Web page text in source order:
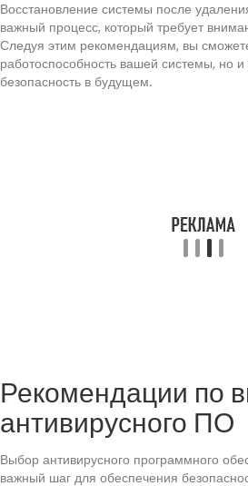
Восстановление системы после
важный процесс, который требует
Следуя этим рекомендациям, вы
работоспособность вашей системы, но и
безопасность в будущем.
Рекомендации по
антивирусного ПО
Выбор антивирусного программного
важный шаг для обеспечения